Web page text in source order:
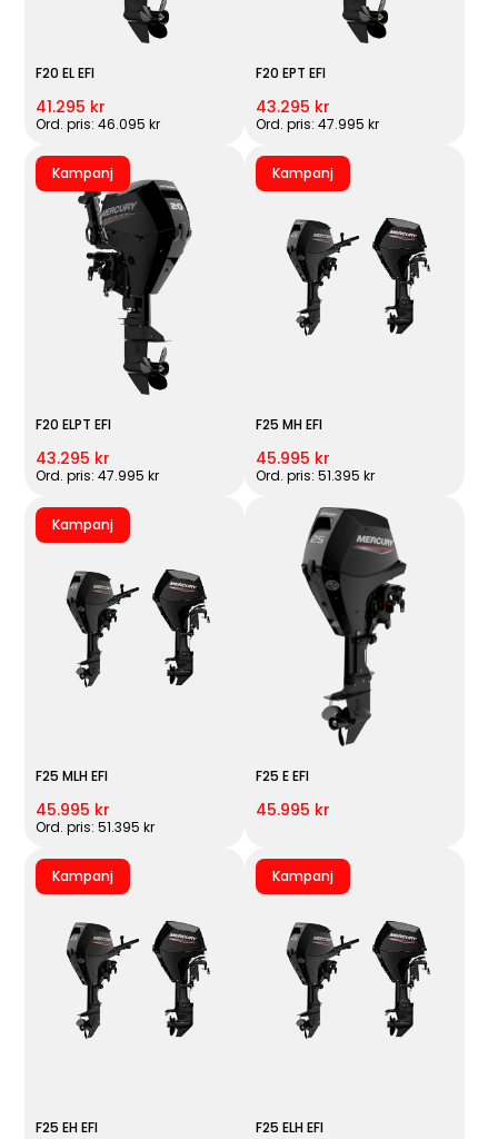
F20 EL EFI
41.295 kr
Ord. pris: 46.095 kr
F20 EPT EFI
43.295 kr
Ord. pris: 47.995 kr
Kampanj
F20 ELPT EFI
43.295 kr
Ord. pris: 47.995 kr
Kampanj
F25 MH EFI
45.995 kr
Ord. pris: 51.395 kr
Kampanj
F25 MLH EFI
45.995 kr
Ord. pris: 51.395 kr
F25 E EFI
45.995 kr
Kampanj
F25 EH EFI
Kampanj
F25 ELH EFI